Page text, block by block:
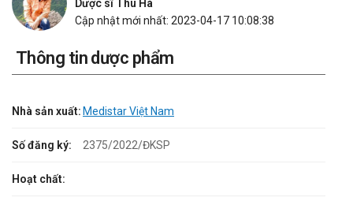
Dược sĩ Thu Hà
Cập nhật mới nhất: 2023-04-17 10:08:38
Thông tin dược phẩm
Nhà sản xuất: Medistar Việt Nam
Số đăng ký: 2375/2022/ĐKSP
Hoạt chất: